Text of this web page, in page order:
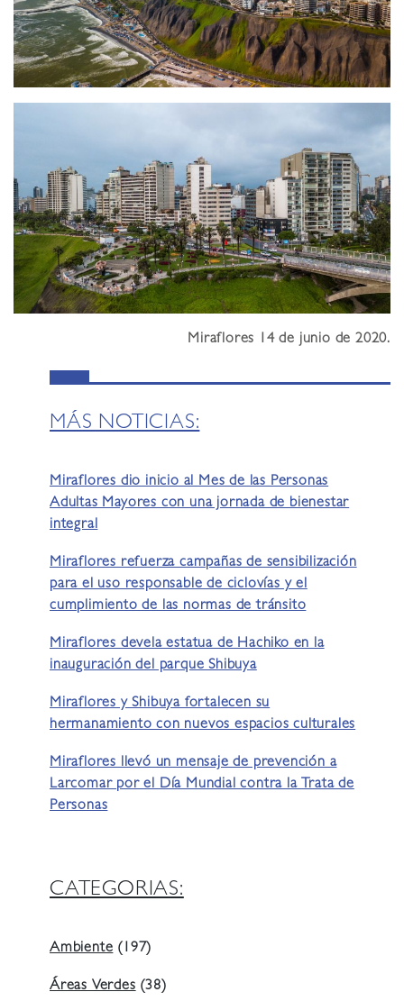
Miraflores 14 de junio de 2020.
MÁS NOTICIAS:
Miraflores dio inicio al Mes de las Personas
Adultas Mayores con una jornada de bienestar
integral
Miraflores refuerza campañas de sensibilización
para el uso responsable de ciclovías y el
cumplimiento de las normas de tránsito
Miraflores devela estatua de Hachiko en la
inauguración del parque Shibuya
Miraflores y Shibuya fortalecen su
hermanamiento con nuevos espacios culturales
Miraflores llevó un mensaje de prevención a
Larcomar por el Día Mundial contra la Trata de
Personas
CATEGORIAS:
Ambiente (197)
Áreas Verdes (38)